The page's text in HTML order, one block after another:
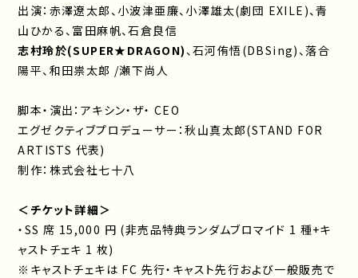
出演：赤澤遼太郎、小波津亜廉、小澤雄太(劇団 EXILE)、青
山ひかる、富田麻帆、石倉良信
志村玲於(SUPER★DRAGON) 、石河侑悟(DBSing)、落合
陽平、和田祟太郎 /瀬下尚人
脚本・演出：アキシン・ザ・ CEO
エグゼクティブプロデューサー：秋山真太郎(STAND FOR
ARTISTS 代表)
制作：株式会社七十八
＜チケット詳細＞
・SS 席 15,000 円 (非売品特典ランダムブロマイド 1 種+キ
ャストチェキ 1 枚)
※キャストチェキは FC 先行・キャスト先行および一般販売で